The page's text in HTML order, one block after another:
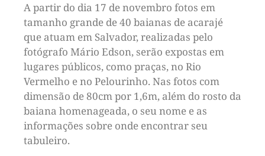
A partir do dia 17 de novembro fotos em
tamanho grande de 40 baianas de acarajé
que atuam em Salvador, realizadas pelo
fotógrafo Mário Edson, serão expostas em
lugares públicos, como praças, no Rio
Vermelho e no Pelourinho. Nas fotos com
dimensão de 80cm por 1,6m, além do rosto da
baiana homenageada, o seu nome e as
informações sobre onde encontrar seu
tabuleiro.